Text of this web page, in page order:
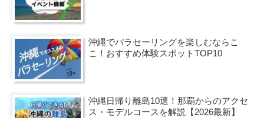
沖縄でパラセーリングを楽しむならこ
こ！おすすめ体験スポットTOP10
沖縄日帰り離島10選！那覇からのアクセ
ス・モデルコースを解説【2026最新】